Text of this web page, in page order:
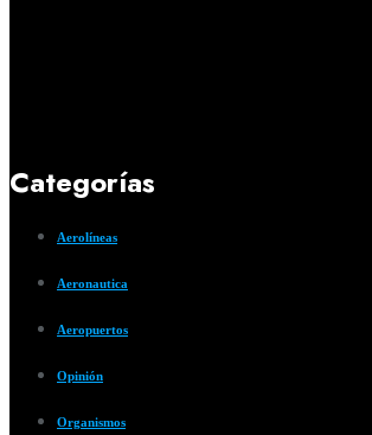
Categorías
Aerolíneas
Aeronautica
Aeropuertos
Opinión
Organismos